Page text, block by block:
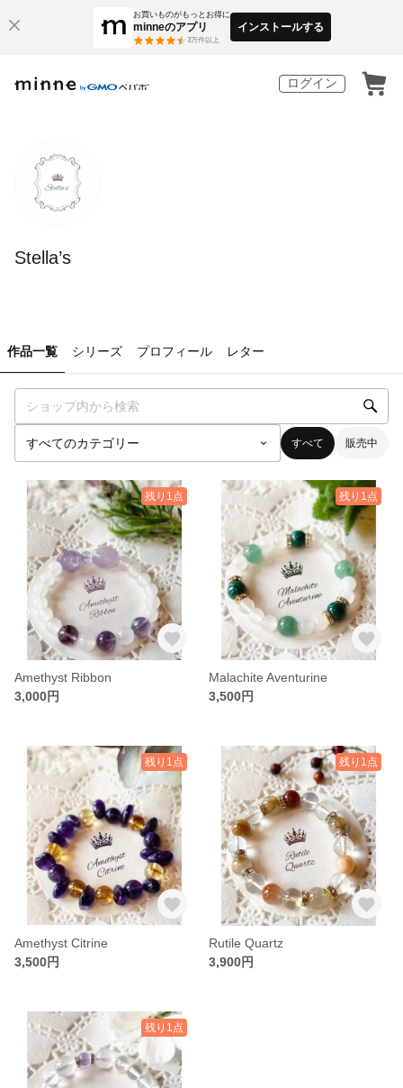
お買いものがもっとお得に
minneのアプリ
3万件以上
インストールする
ログイン
Stella’s
作品一覧 シリーズ プロフィール レター
すべて 販売中
残り1点
Amethyst Ribbon
3,000円
残り1点
Malachite Aventurine
3,500円
残り1点
Amethyst Citrine
3,500円
残り1点
Rutile Quartz
3,900円
残り1点